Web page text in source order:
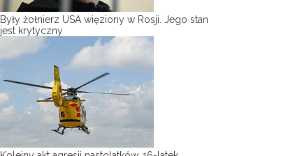
Były żołnierz USA więziony w Rosji. Jego stan
jest krytyczny